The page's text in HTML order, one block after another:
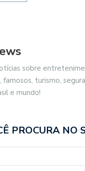
sobre
famosos, turismo,
e mundo!
PROCURA NO